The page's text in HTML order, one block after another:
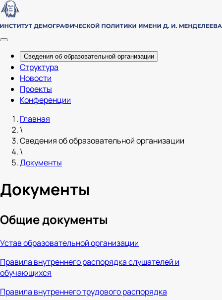
Сведения об образовательной организации
Структура
Новости
Проекты
Конференции
Главная
\
Сведения об образовательной организации
\
Документы
Документы
Общие документы
Устав образовательной организации
Правила внутреннего распорядка слушателей и
обучающихся
Правила внутреннего трудового распорядка